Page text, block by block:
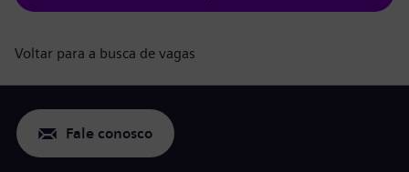
Voltar para a busca de vagas
Fale conosco